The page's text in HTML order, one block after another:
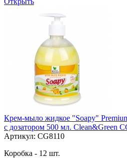
Крем-мыло жидкое "Soapy"
с дозатором 500 мл. Clean&Green
Артикул: CG8110
Коробка - 12 шт.